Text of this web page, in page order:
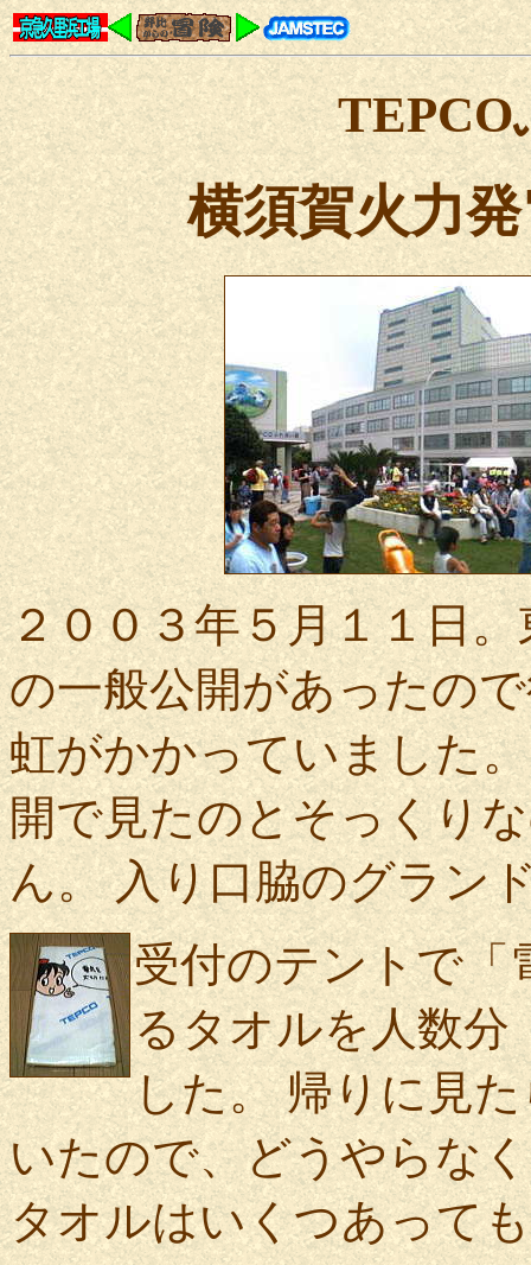
TEPCO
横須賀火力
２００３年５月１１日
の一般公開があったの
虹がかかっていました
開で見たのとそっくり
ん。 入り口脇のグラン
受付のテントで「
るタオルを人数分
した。 帰りに見
いたので、どうやらな
タオルはいくつあって